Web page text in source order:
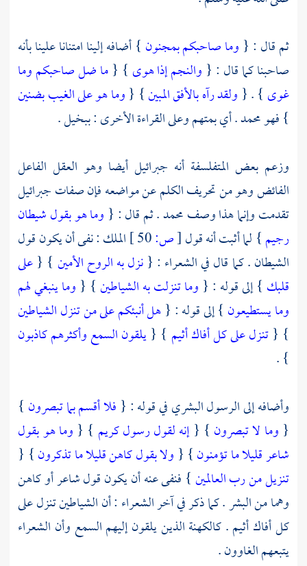
ثم قال : { وما صاحبكم بمجنون } أضافه إلينا امتنانا علينا بأنه
صاحبنا كما قال : { والنجم إذا هوى } {ما ضل صاحبكم وما
غوى } . { ولقد رآه بالأفق المبين} {وما هو على الغيب بضنين
} فهومحمد. أي بمتهم وعلى القراءة الأخرى : ببخيل .
وزعم بعض المتفلسفةأنه جبرائيل أيضا وهو العقل الفاعل
الفائض وهو من تحريف الكلم عن مواضعه فإن صفاتجبرائيل
تقدمت وإنما هذا وصفمحمد. ثم قال : { وما هو بقول شيطان
رجيم} لما أثبت أنه قول[ص:
الملك : نفى أن يكون قول
الشيطان . كما قال في الشعراء : {نزل به الروح الأمين } {على
قلبك } إلى قوله : { وما تنزلت به الشياطين} { وما ينبغي لهم
وما يستطيعون } إلى قوله : {هل أنبئكم على من تنزل الشياطين
} {تنزل على كل أفاك أثيم } {يلقون السمع وأكثرهم كاذبون
} .
وأضافه إلى الرسول البشري في قوله : { فلا أقسم بما تبصرون }
{ وما لا تبصرون } {إنه لقول رسول كريم } { وما هو بقول
شاعر قليلا ما تؤمنون} { ولا بقول كاهن قليلا ما تذكرون} {
تنزيل من رب العالمين} فنفى عنه أن يكون قول شاعر أو كاهن
وهما من البشر . كما ذكر في آخر الشعراء : أن الشياطين تنزل على
كل أفاك أثيم . كالكهنة الذين يلقون إليهم السمع وأن الشعراء
يتبعهم الغاوون .